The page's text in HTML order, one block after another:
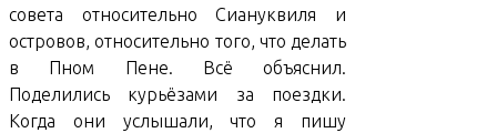
совета относительно Сиануквиля и
островов, относительно того, что делать
в Пном Пене. Всё объяснил.
Поделились курьёзами за поездки.
Когда они услышали, что я пишу